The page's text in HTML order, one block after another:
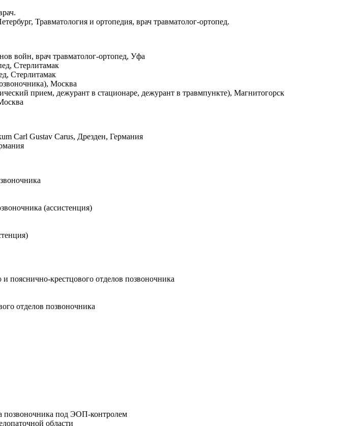
Травматология и ортопедия, врач травматолог-ортопед.
войн, врач травматолог-ортопед, Уфа
Стерлитамак
Стерлитамак
Москва
прием, дежурант в стационаре, дежурант в травмпункте), Магнитогорск
Carl Gustav Carus, Дрезден, Германия
(ассистенция)
пояснично-крестцового отделов позвоночника
отделов позвоночника
позвоночника под ЭОП-контролем
области